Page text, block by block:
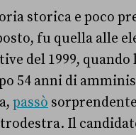
storica e poco
fu quella alle
del 1999, quando
54 anni di
passò
Il